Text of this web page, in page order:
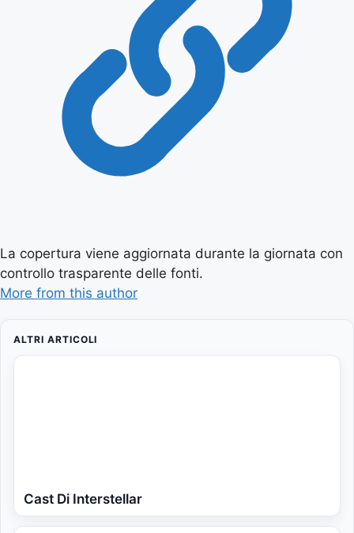
La copertura viene aggiornata durante la giornata con
controllo trasparente delle fonti.
More from this author
ALTRI ARTICOLI
Cast Di Interstellar